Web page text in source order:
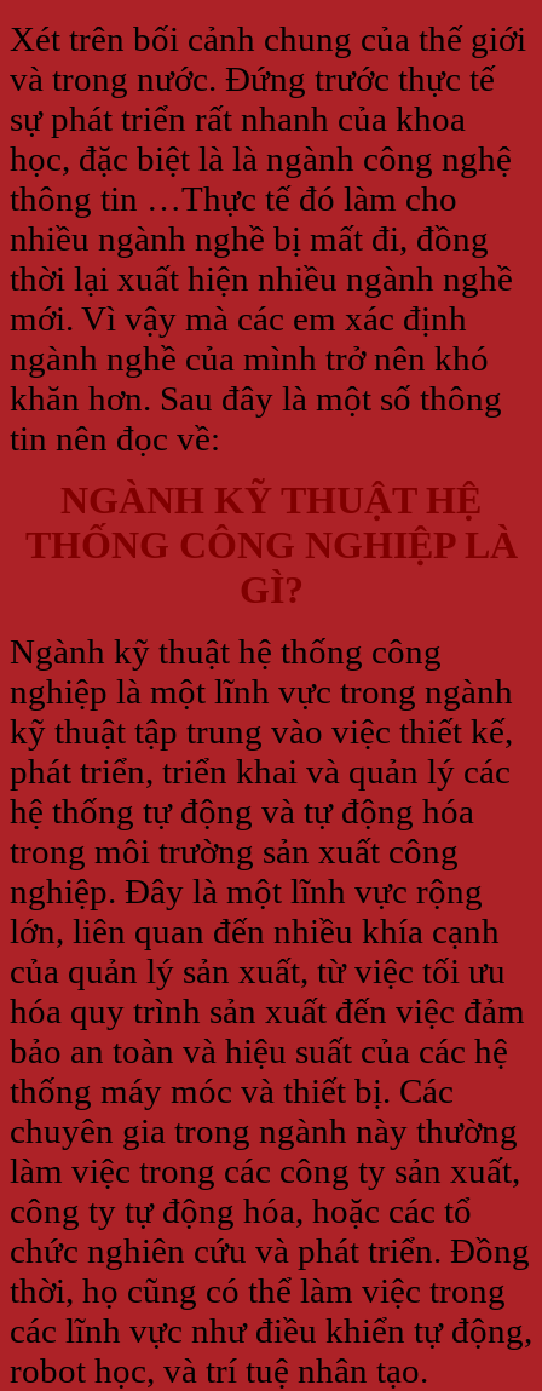
Xét trên bối cảnh chung của thế giới
và trong nước. Đứng trước thực tế
sự phát triển rất nhanh của khoa
học, đặc biệt là là ngành công nghệ
thông tin …Thực tế đó làm cho
nhiều ngành nghề bị mất đi, đồng
thời lại xuất hiện nhiều ngành nghề
mới. Vì vậy mà các em xác định
ngành nghề của mình trở nên khó
khăn hơn. Sau đây là một số thông
tin nên đọc về:
NGÀNH KỸ THUẬT HỆ
THỐNG CÔNG NGHIỆP LÀ
GÌ?
Ngành kỹ thuật hệ thống công
nghiệp là một lĩnh vực trong ngành
kỹ thuật tập trung vào việc thiết kế,
phát triển, triển khai và quản lý các
hệ thống tự động và tự động hóa
trong môi trường sản xuất công
nghiệp. Đây là một lĩnh vực rộng
lớn, liên quan đến nhiều khía cạnh
của quản lý sản xuất, từ việc tối ưu
hóa quy trình sản xuất đến việc đảm
bảo an toàn và hiệu suất của các hệ
thống máy móc và thiết bị. Các
chuyên gia trong ngành này thường
làm việc trong các công ty sản xuất,
công ty tự động hóa, hoặc các tổ
chức nghiên cứu và phát triển. Đồng
thời, họ cũng có thể làm việc trong
các lĩnh vực như điều khiển tự động,
robot học, và trí tuệ nhân tạo.